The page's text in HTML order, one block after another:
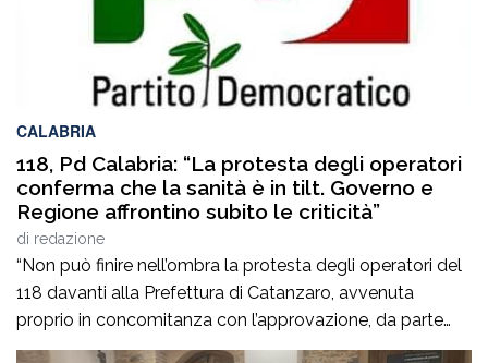
CALABRIA
118, Pd Calabria: “La protesta degli operatori
conferma che la sanità è in tilt. Governo e
Regione affrontino subito le criticità”
di redazione
“Non può finire nell’ombra la protesta degli operatori del
118 davanti alla Prefettura di Catanzaro, avvenuta
proprio in concomitanza con l’approvazione, da parte
del Consiglio dei ministri, del nuovo Programma